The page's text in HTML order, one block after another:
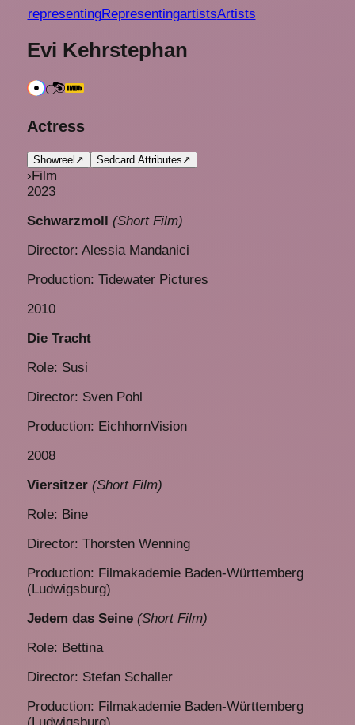
representingRepresentingartistsArtists
Evi Kehrstephan
Actress
Showreel ↗ Sedcard Attributes ↗
›Film
2023
Schwarzmoll (Short Film)
Director: Alessia Mandanici
Production: Tidewater Pictures
2010
Die Tracht
Role: Susi
Director: Sven Pohl
Production: EichhornVision
2008
Viersitzer (Short Film)
Role: Bine
Director: Thorsten Wenning
Production: Filmakademie Baden-Württemberg
(Ludwigsburg)
Jedem das Seine (Short Film)
Role: Bettina
Director: Stefan Schaller
Production: Filmakademie Baden-Württemberg